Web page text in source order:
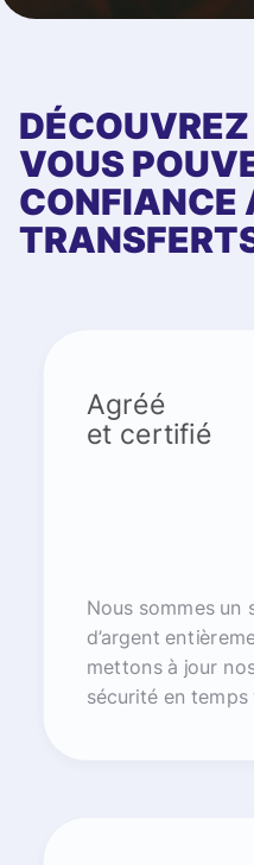
VOUS
CONFIANCE
Agréé
et certifié
Nous sommes un
d’argent
mettons à jour
sécurité en temps